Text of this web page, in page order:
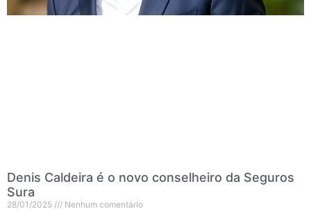
Denis Caldeira é o novo conselheiro da Seguros
Sura
28/01/2025 Nenhum comentário